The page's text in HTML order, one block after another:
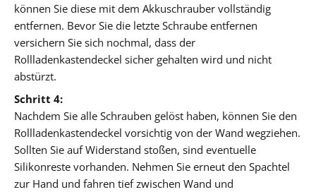
können Sie diese mit dem Akkuschrauber vollständig
entfernen. Bevor Sie die letzte Schraube entfernen
versichern Sie sich nochmal, dass der
Rollladenkastendeckel sicher gehalten wird und nicht
abstürzt.
Schritt 4:
Nachdem Sie alle Schrauben gelöst haben, können Sie den
Rollladenkastendeckel vorsichtig von der Wand wegziehen.
Sollten Sie auf Widerstand stoßen, sind eventuelle
Silikonreste vorhanden. Nehmen Sie erneut den Spachtel
zur Hand und fahren tief zwischen Wand und